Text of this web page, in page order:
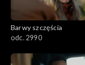
1301–1400
Barwy szczęścia
odc. 2990